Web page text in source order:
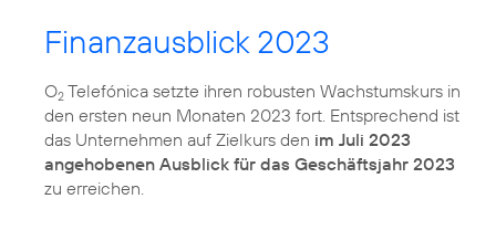
Finanzausblick 2023
O2 Telefónica setzte ihren robusten Wachstumskurs in
den ersten neun Monaten 2023 fort. Entsprechend ist
das Unternehmen auf Zielkurs den im Juli 2023
angehobenen Ausblick für das Geschäftsjahr 2023
zu erreichen.